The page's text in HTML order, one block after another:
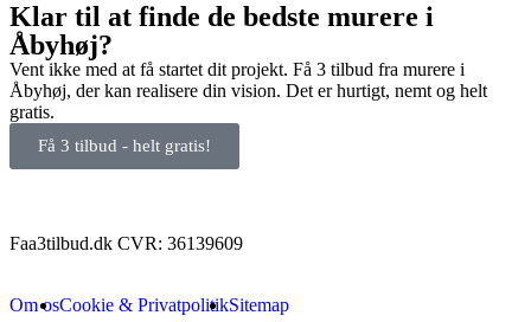
Klar til at finde de bedste murere i
Åbyhøj?
Vent ikke med at få startet dit projekt. Få 3 tilbud fra murere i
Åbyhøj, der kan realisere din vision. Det er hurtigt, nemt og helt
gratis.
Få 3 tilbud - helt gratis!
Faa3tilbud.dk CVR: 36139609
Om osCookie & PrivatpolitikSitemap